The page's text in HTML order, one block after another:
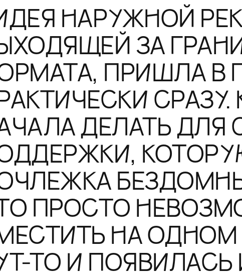
НАРУЖНОЙ
ЗА
ПРИШЛА В
СРАЗУ.
ДЕЛАТЬ ДЛЯ
ПРОСТО
НА ОДНОМ
ТО И ПОЯВИЛАСЬ